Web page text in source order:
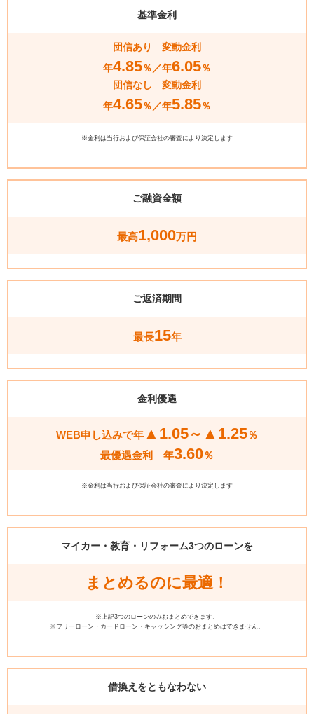
基準金利
団信あり 変動金利
年4.85％／年6.05％
団信なし 変動金利
年4.65％／年5.85％
※金利は当行および保証会社の審査により決定します
ご融資金額
最高1,000万円
ご返済期間
最長15年
金利優遇
WEB申し込みで年 ▲1.05～ ▲1.25％
最優遇金利 年3.60％
※金利は当行および保証会社の審査により決定します
マイカー・教育・リフォーム3つのローンを
まとめるのに最適！
※上記3つのローンのみおまとめできます。
※フリーローン・カードローン・キャッシング等のおまとめはできません。
借換えをともなわない